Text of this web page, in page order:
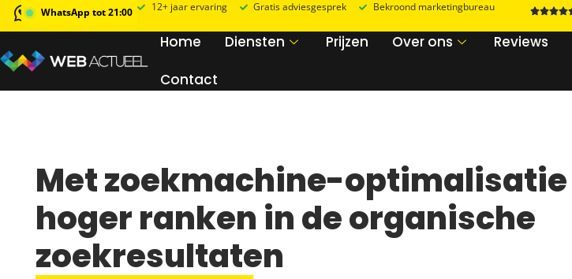
WhatsApp tot 21:00 12+ jaar ervaring Gratis adviesgesprek Bekroond marketingbureau
Home Diensten Prijzen Over ons Reviews
Contact
Met zoekmachine-optimalisatie
hoger ranken in de organische
zoekresultaten